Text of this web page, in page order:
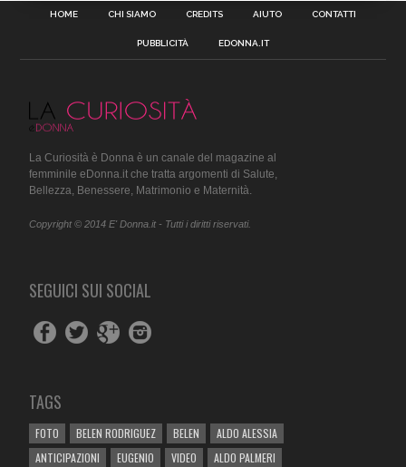
HOME CHI SIAMO CREDITS AIUTO CONTATTI
PUBBLICITÀ EDONNA.IT
La Curiosità è Donna è un canale del magazine al
femminile eDonna.it che tratta argomenti di Salute,
Bellezza, Benessere, Matrimonio e Maternità.
Copyright © 2014 E' Donna.it - Tutti i diritti riservati.
SEGUICI SUI SOCIAL
TAGS
FOTO BELEN RODRIGUEZ BELEN
ALDO ALESSIA
ANTICIPAZIONI
EUGENIO VIDEO ALDO PALMERI